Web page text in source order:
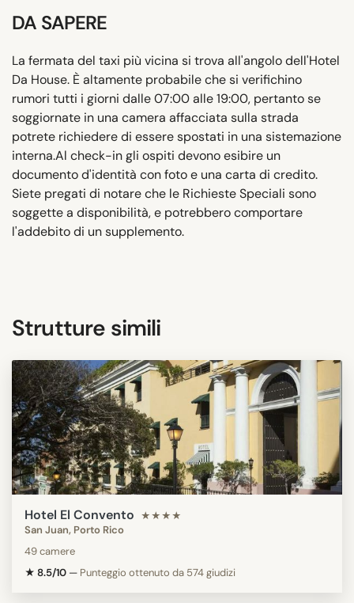
DA SAPERE
La fermata del taxi più vicina si trova all'angolo dell'Hotel
Da House. È altamente probabile che si verifichino
rumori tutti i giorni dalle 07:00 alle 19:00, pertanto se
soggiornate in una camera affacciata sulla strada
potrete richiedere di essere spostati in una sistemazione
interna.Al check-in gli ospiti devono esibire un
documento d'identità con foto e una carta di credito.
Siete pregati di notare che le Richieste Speciali sono
soggette a disponibilità, e potrebbero comportare
l'addebito di un supplemento.
Strutture simili
Hotel El Convento ★★★★
San Juan, Porto Rico
49 camere
★ 8.5/10 — Punteggio ottenuto da 574 giudizi